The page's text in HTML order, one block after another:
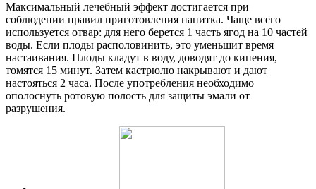
Максимальный лечебный эффект достигается при
соблюдении правил приготовления напитка. Чаще всего
используется отвар: для него берется 1 часть ягод на 10 частей
воды. Если плоды располовинить, это уменьшит время
настаивания. Плоды кладут в воду, доводят до кипения,
томятся 15 минут. Затем кастрюлю накрывают и дают
настояться 2 часа. После употребления необходимо
ополоснуть ротовую полость для защиты эмали от
разрушения.